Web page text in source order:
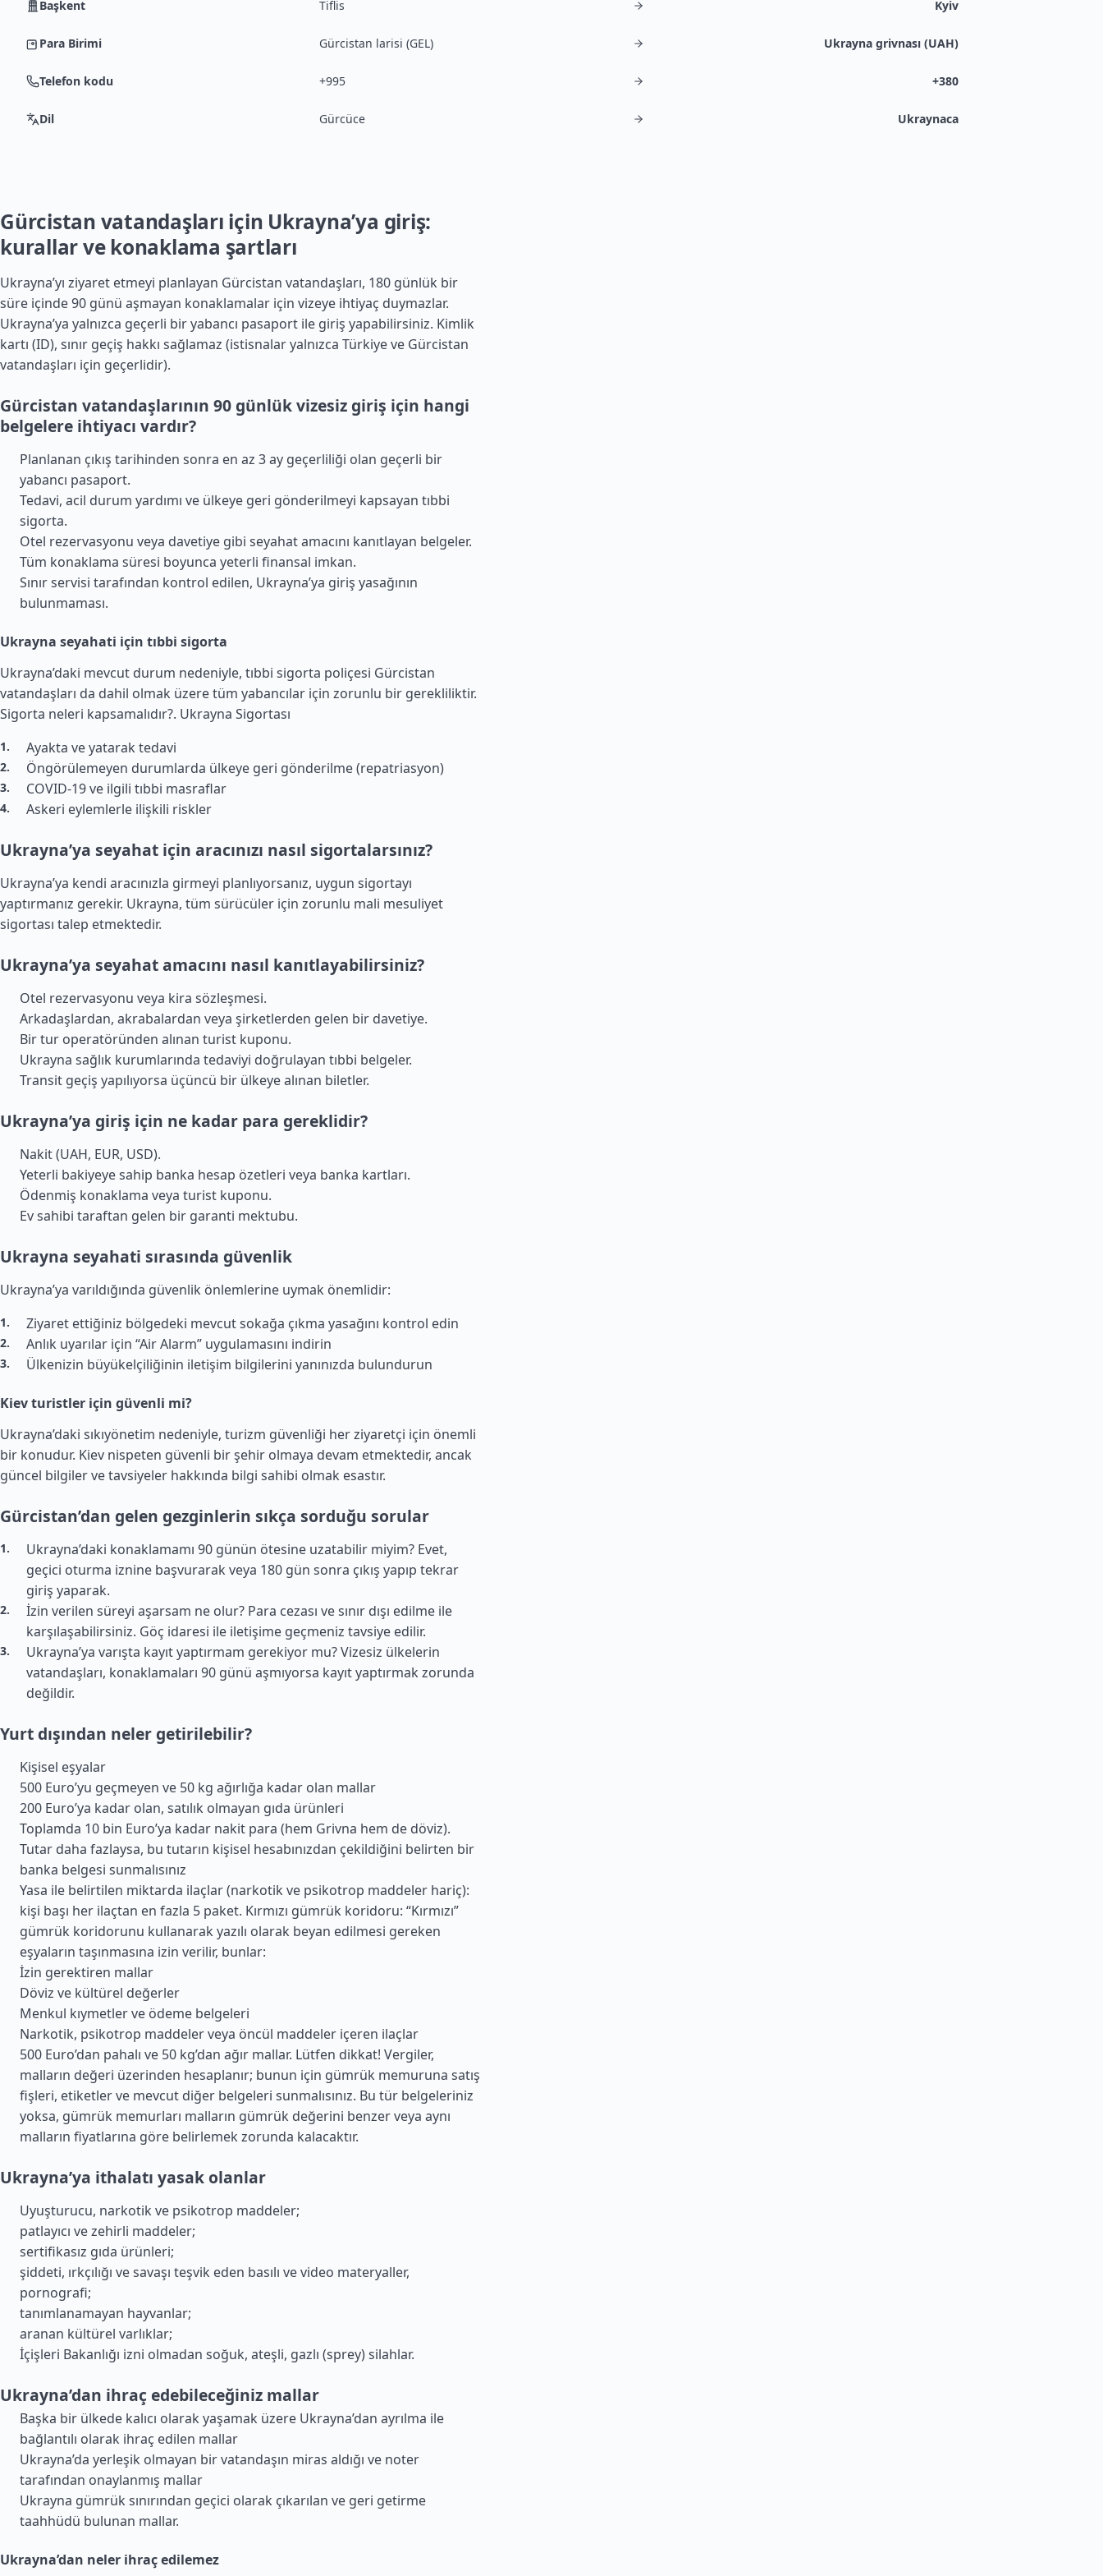
Başkent Tiflis Kyiv
Para Birimi Gürcistan larisi (GEL) Ukrayna grivnası (UAH)
Telefon kodu +995 +380
Dil Gürcüce Ukraynaca
Gürcistan vatandaşları için Ukrayna’ya giriş:
kurallar ve konaklama şartları
Ukrayna’yı ziyaret etmeyi planlayan Gürcistan vatandaşları, 180 günlük bir
süre içinde 90 günü aşmayan konaklamalar için vizeye ihtiyaç duymazlar.
Ukrayna’ya yalnızca geçerli bir yabancı pasaport ile giriş yapabilirsiniz. Kimlik
kartı (ID), sınır geçiş hakkı sağlamaz (istisnalar yalnızca Türkiyeve Gürcistan
vatandaşları için geçerlidir).
Gürcistan vatandaşlarının 90 günlük vizesiz giriş için hangi
belgelere ihtiyacı vardır?
Planlanan çıkış tarihinden sonra en az 3 ay geçerliliği olan geçerli bir
yabancı pasaport.
Tedavi, acil durum yardımı ve ülkeye geri gönderilmeyi kapsayan tıbbi
sigorta.
Otel rezervasyonu veya davetiye gibi seyahat amacını kanıtlayan belgeler.
Tüm konaklama süresi boyunca yeterli finansal imkan.
Sınır servisi tarafından kontrol edilen, Ukrayna’ya giriş yasağının
bulunmaması.
Ukrayna seyahati için tıbbi sigorta
Ukrayna’daki mevcut durum nedeniyle, tıbbi sigorta poliçesi Gürcistan
vatandaşları da dahil olmak üzere tüm yabancılar için zorunlu bir gerekliliktir.
Sigorta neleri kapsamalıdır?. Ukrayna Sigortası
Ayakta ve yatarak tedavi
Öngörülemeyen durumlarda ülkeye geri gönderilme (repatriasyon)
COVID-19 ve ilgili tıbbi masraflar
Askeri eylemlerle ilişkili riskler
Ukrayna’ya seyahat için aracınızı nasıl sigortalarsınız?
Ukrayna’ya kendi aracınızla girmeyi planlıyorsanız, uygun sigortayı
yaptırmanız gerekir. Ukrayna, tüm sürücüler için zorunlu mali mesuliyet
sigortası talep etmektedir.
Ukrayna’ya seyahat amacını nasıl kanıtlayabilirsiniz?
Otel rezervasyonu veya kira sözleşmesi.
Arkadaşlardan, akrabalardan veya şirketlerden gelen bir davetiye.
Bir tur operatöründen alınan turist kuponu.
Ukrayna sağlık kurumlarında tedaviyi doğrulayan tıbbi belgeler.
Transit geçiş yapılıyorsa üçüncü bir ülkeye alınan biletler.
Ukrayna’ya giriş için ne kadar para gereklidir?
Nakit (UAH, EUR, USD).
Yeterli bakiyeye sahip banka hesap özetleri veya banka kartları.
Ödenmiş konaklama veya turist kuponu.
Ev sahibi taraftan gelen bir garanti mektubu.
Ukrayna seyahati sırasında güvenlik
Ukrayna’ya varıldığında güvenlik önlemlerine uymak önemlidir:
Ziyaret ettiğiniz bölgedeki mevcut sokağa çıkma yasağını kontrol edin
Anlık uyarılar için “Air Alarm” uygulamasını indirin
Ülkenizin büyükelçiliğinin iletişim bilgilerini yanınızda bulundurun
Kiev turistler için güvenli mi?
Ukrayna’daki sıkıyönetim nedeniyle, turizm güvenliği her ziyaretçi için önemli
bir konudur. Kiev nispeten güvenli bir şehir olmaya devam etmektedir, ancak
güncel bilgiler ve tavsiyeler hakkında bilgi sahibi olmak esastır.
Gürcistan’dan gelen gezginlerin sıkça sorduğu sorular
Ukrayna’daki konaklamamı 90 günün ötesine uzatabilir miyim? Evet,
geçici oturma iznine başvurarak veya 180 gün sonra çıkış yapıp tekrar
giriş yaparak.
İzin verilen süreyi aşarsam ne olur? Para cezası ve sınır dışı edilme ile
karşılaşabilirsiniz. Göç idaresi ile iletişime geçmeniz tavsiye edilir.
Ukrayna’ya varışta kayıt yaptırmam gerekiyor mu? Vizesiz ülkelerin
vatandaşları, konaklamaları 90 günü aşmıyorsa kayıt yaptırmak zorunda
değildir.
Yurt dışından neler getirilebilir?
Kişisel eşyalar
500 Euro’yu geçmeyen ve 50 kg ağırlığa kadar olan mallar
200 Euro’ya kadar olan, satılık olmayan gıda ürünleri
Toplamda 10 bin Euro’ya kadar nakit para (hem Grivna hem de döviz).
Tutar daha fazlaysa, bu tutarın kişisel hesabınızdan çekildiğini belirten bir
banka belgesi sunmalısınız
Yasa ile belirtilen miktarda ilaçlar (narkotik ve psikotrop maddeler hariç):
kişi başı her ilaçtan en fazla 5 paket. Kırmızı gümrük koridoru: “Kırmızı”
gümrük koridorunu kullanarak yazılı olarak beyan edilmesi gereken
eşyaların taşınmasına izin verilir, bunlar:
İzin gerektiren mallar
Döviz ve kültürel değerler
Menkul kıymetler ve ödeme belgeleri
Narkotik, psikotrop maddeler veya öncül maddeler içeren ilaçlar
500 Euro’dan pahalı ve 50 kg’dan ağır mallar. Lütfen dikkat! Vergiler,
malların değeri üzerinden hesaplanır; bunun için gümrük memuruna satış
fişleri, etiketler ve mevcut diğer belgeleri sunmalısınız. Bu tür belgeleriniz
yoksa, gümrük memurları malların gümrük değerini benzer veya aynı
malların fiyatlarına göre belirlemek zorunda kalacaktır.
Ukrayna’ya ithalatı yasak olanlar
Uyuşturucu, narkotik ve psikotrop maddeler;
patlayıcı ve zehirli maddeler;
sertifikasız gıda ürünleri;
şiddeti, ırkçılığı ve savaşı teşvik eden basılı ve video materyaller,
pornografi;
tanımlanamayan hayvanlar;
aranan kültürel varlıklar;
İçişleri Bakanlığı izni olmadan soğuk, ateşli, gazlı (sprey) silahlar.
Ukrayna’dan ihraç edebileceğiniz mallar
Başka bir ülkede kalıcı olarak yaşamak üzere Ukrayna’dan ayrılma ile
bağlantılı olarak ihraç edilen mallar
Ukrayna’da yerleşik olmayan bir vatandaşın miras aldığı ve noter
tarafından onaylanmış mallar
Ukrayna gümrük sınırından geçici olarak çıkarılan ve geri getirme
taahhüdü bulunan mallar.
Ukrayna’dan neler ihraç edilemez